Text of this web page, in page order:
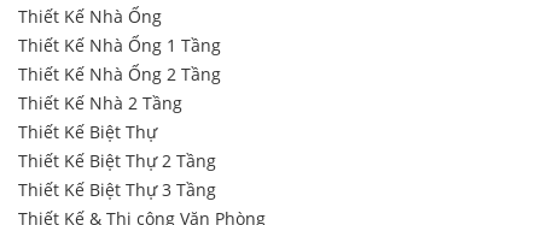
Thiết Kế Nhà Ống
Thiết Kế Nhà Ống 1 Tầng
Thiết Kế Nhà Ống 2 Tầng
Thiết Kế Nhà 2 Tầng
Thiết Kế Biệt Thự
Thiết Kế Biệt Thự 2 Tầng
Thiết Kế Biệt Thự 3 Tầng
Thiết Kế & Thi công Văn Phòng